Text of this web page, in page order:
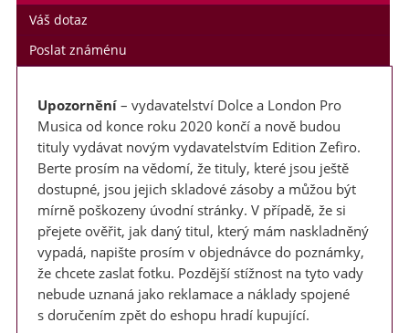
Váš dotaz
Poslat známénu
Upozornění– vydavatelství Dolce a London Pro
Musica od konce roku 2020 končí a nově budou
tituly vydávat novým vydavatelstvím Edition Zefiro.
Berte prosím na vědomí, že tituly, které jsou ještě
dostupné, jsou jejich skladové zásoby a můžou být
mírně poškozeny úvodní stránky. V případě, že si
přejete ověřit, jak daný titul, který mám naskladněný
vypadá, napište prosím v objednávce do poznámky,
že chcete zaslat fotku. Pozdější stížnost na tyto vady
nebude uznaná jako reklamace a náklady spojené
s doručením zpět do eshopu hradí kupující.